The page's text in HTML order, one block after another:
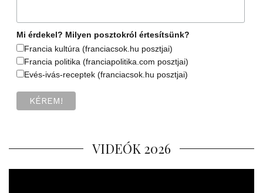
Mi érdekel? Milyen posztokról értesítsünk?
Francia kultúra (franciacsok.hu posztjai)
Francia politika (franciapolitika.com posztjai)
Evés-ivás-receptek (franciacsok.hu posztjai)
VIDEÓK 2026